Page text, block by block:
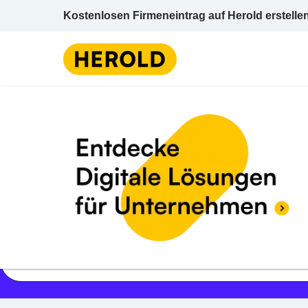
Kostenlosen Firmeneintrag auf Herold